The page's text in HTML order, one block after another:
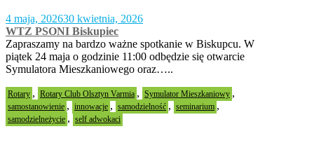
4 maja, 202630 kwietnia, 2026
WTZ PSONI Biskupiec
Zapraszamy na bardzo ważne spotkanie w Biskupcu. W
piątek 24 maja o godzinie 11:00 odbędzie się otwarcie
Symulatora Mieszkaniowego oraz…..
Rotary , Rotary Club Olsztyn Varmia , Symulator Mieszkaniowy ,
samostanowienie , innowacje , samodzielność , seminarium ,
samodzielneżycie , self adwokaci